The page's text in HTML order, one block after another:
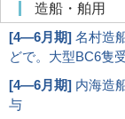
造船・舶用
[4―6月期] 名村造
どで。大型BC6
[4―6月期] 内海造
与